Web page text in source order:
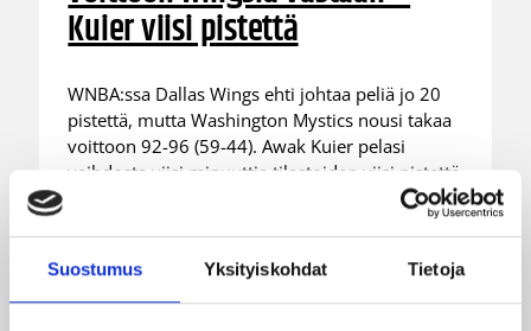
Suostumus Yksityiskohdat Tietoja
Kuier viisi pistettä
WNBA:ssa Dallas Wings ehti johtaa peliä jo 20
pistettä, mutta Washington Mystics nousi takaa
voittoon 92-96 (59-44). Awak Kuier pelasi
vaihdosta viisi minuuttia tilastoiden viisi pistettä